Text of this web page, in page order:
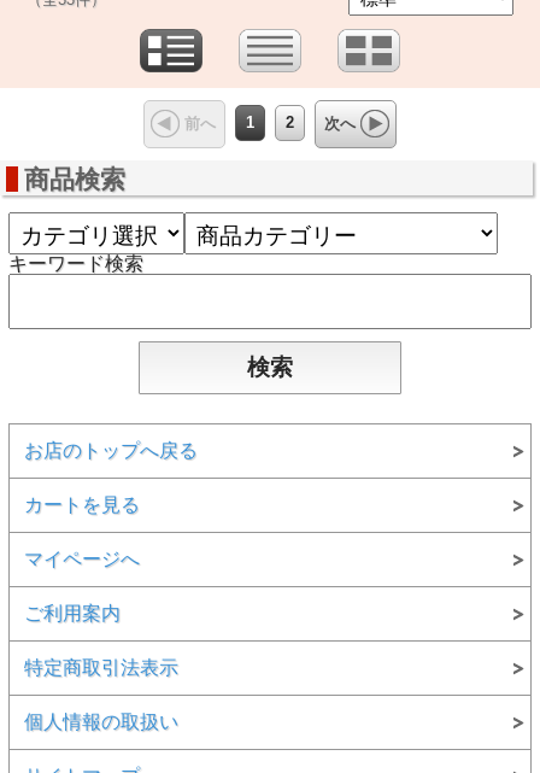
前へ 1 2 次へ
商品検索
キーワード検索
お店のトップへ戻る
カートを見る
マイページへ
ご利用案内
特定商取引法表示
個人情報の取扱い